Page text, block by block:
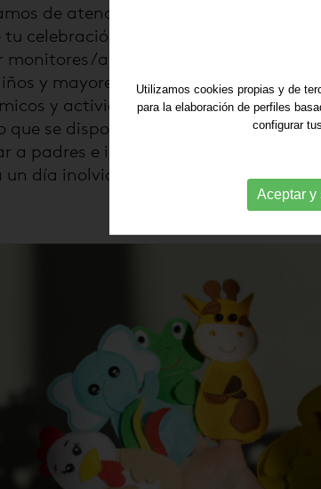
de atender a los más pequeños
celebración. Nuestras actividades
monitores/as titulados/as y harán
y mayores!
y actividades diversas,
que se disponga, harán que además
a padres e invitados, ¡para ellos/as
día inolvidable!
Utilizamos cookies propias y de
para la elaboración de perfiles
configurar
Aceptar y